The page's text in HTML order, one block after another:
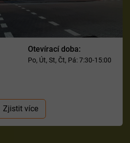
Otevírací doba:
Po, Út, St, Čt, Pá: 7:30-15:00
Zjistit více